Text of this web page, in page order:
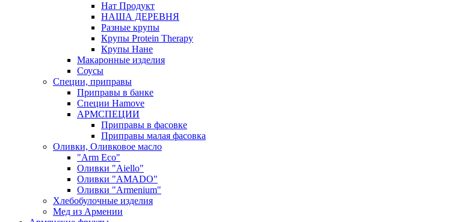
Нат Продукт
НАША ДЕРЕВНЯ
Разные крупы
Крупы Protein Therapy
Крупы Нане
Макаронные изделия
Соусы
Специи, приправы
Приправы в банке
Специи Hamove
АРМСПЕЦИИ
Приправы в фасовке
Приправы малая фасовка
Оливки, Оливковое масло
"Arm Eco"
Оливки "Aiello"
Оливки "AMADO"
Оливки "Armenium"
Хлебобулочные изделия
Мед из Армении